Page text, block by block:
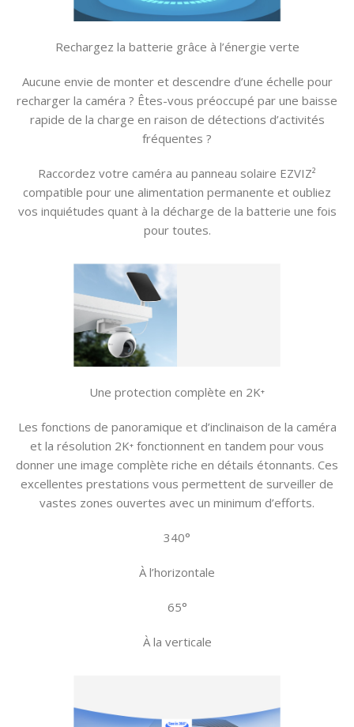
Rechargez la batterie grâce à l’énergie verte
Aucune envie de monter et descendre d’une échelle pour
recharger la caméra ? Êtes-vous préoccupé par une baisse
rapide de la charge en raison de détections d’activités
fréquentes ?
Raccordez votre caméra au panneau solaire EZVIZ²
compatible pour une alimentation permanente et oubliez
vos inquiétudes quant à la décharge de la batterie une fois
pour toutes.
Une protection complète en 2K⁺
Les fonctions de panoramique et d’inclinaison de la caméra
et la résolution 2K⁺ fonctionnent en tandem pour vous
donner une image complète riche en détails étonnants. Ces
excellentes prestations vous permettent de surveiller de
vastes zones ouvertes avec un minimum d’efforts.
340°
À l’horizontale
65°
À la verticale